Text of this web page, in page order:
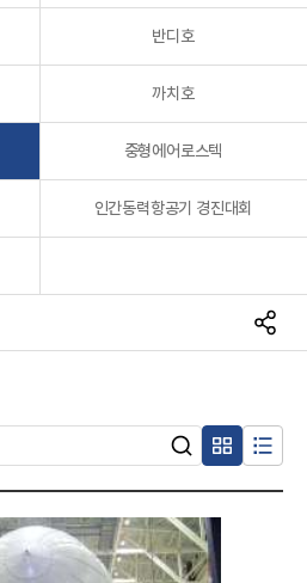
반디호
까치호
중형에어로스텍
인간동력항공기 경진대회
S
N
유
검
복
목